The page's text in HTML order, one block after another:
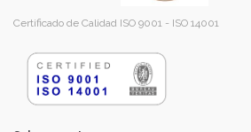
Certificado de Calidad ISO 9001 - ISO 14001